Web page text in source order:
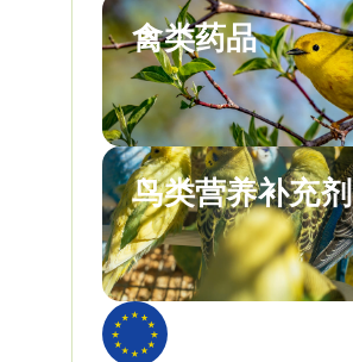
禽类药品
鸟类营养补充剂